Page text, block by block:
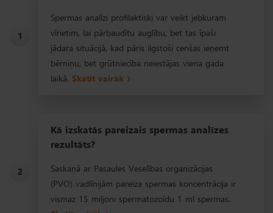
1
Spermas analīzi profilaktiski var veikt jebkuram
vīrietim, lai pārbaudītu auglību, bet tas īpaši
jādara situācijā, kad pāris ilgstoši cenšas ieņemt
bērniņu, bet grūtniecība neiestājas viena gada
laikā. Skatīt vairāk
2
Kā izskatās pareizais spermas analīzes
rezultāts?
Saskaņā ar Pasaules Veselības organizācijas
(PVO) vadlīnijām pareiza spermas koncentrācija ir
vismaz 15 miljoni spermatozoīdu 1 ml spermas.